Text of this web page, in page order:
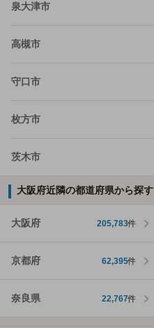
泉大津市
高槻市
守口市
枚方市
茨木市
大阪府近隣の都道府県から探す
大阪府 205,783件
京都府 62,395件
奈良県 22,767件